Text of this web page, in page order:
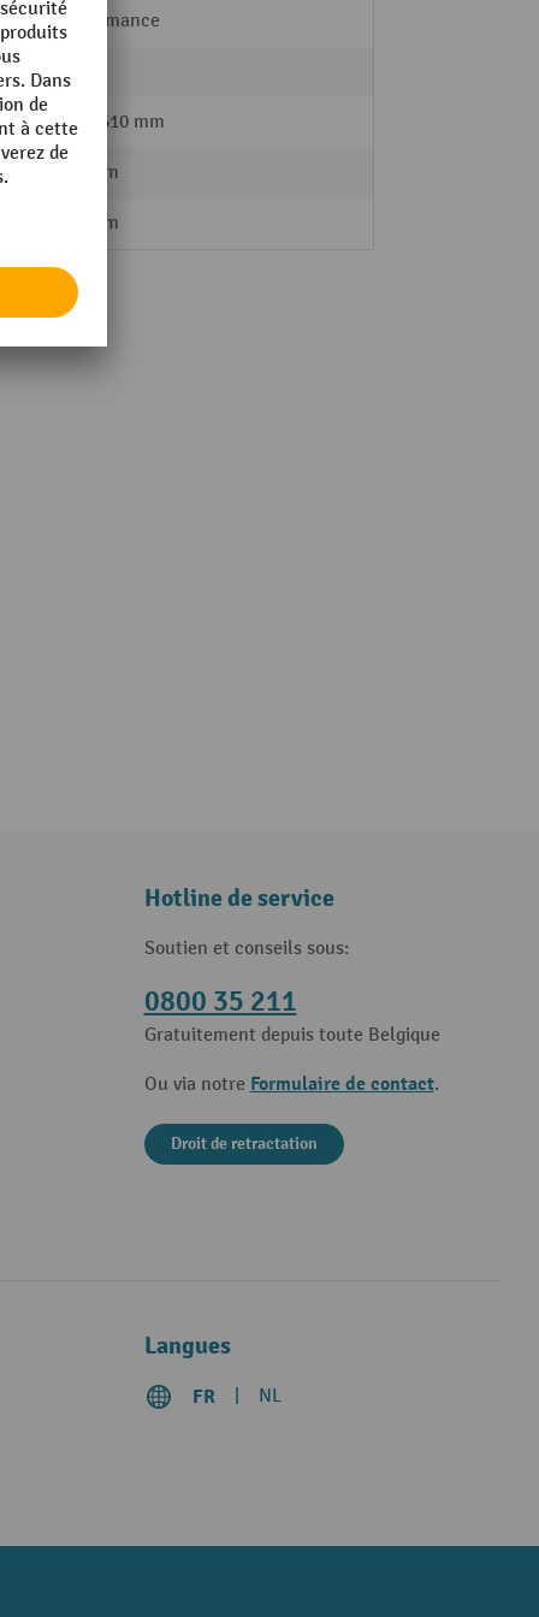
Performance
non
540 - 610 mm
350 mm
350 mm
Hotline de service
Soutien et conseils sous:
0800 35 211
Gratuitement depuis toute Belgique
Ou via notre Formulaire de contact.
Droit de retractation
Langues
FR NL